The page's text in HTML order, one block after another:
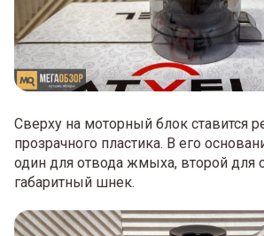
Сверху на моторный блок ставится
прозрачного пластика. В его
один для отвода жмыха, второй для
габаритный шнек.